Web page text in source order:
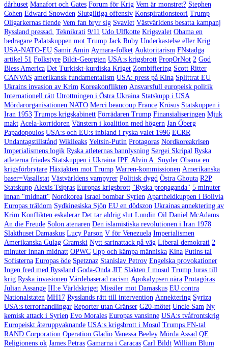
dårhuset Manafort och Gates Forum för Krig Vem är monstret? Stephen
Cohen Edward Snowden Slutgiltiga offensiv Konspirationsteori Trump
Oligarkernas fiende Vem fan bryr sig Svavlet Västvärldens besatta kampanj
Ryssland pressad. Teknikrati 9/11 Udo Ulfkotte Krigsvalet Obama en
bedragare Palatskuppen mot Trump Jack Ruby Underkastelse eller Krig
USA-NATO-EU Samir Amin Aymara-folket Auktoritarism FNstadga
artikel 51 Folkstyre Bildt-Georgien USA:s krigsbrott PropOrNot 2 God
Bless America Det Turkiskt-kurdiska Kriget Zombifiering Scott Ritter
CANVAS amerikansk fundamentalism USA: press på Kina Splittrat EU
Ukrains invasion av Krim Koreakonflikten Ansvarsfull europeisk politik
Internationell rätt Utrottningen i Östra Ukraina Statskupp i USA
Mördarorganisationen NATO Merci beaucoup France Krösus Statskuppen i
Iran 1953 Trumps krigskabinett Förrädaren Trump Finansialiseringen Mjuk
makt Acela-korridoren Vänstern i koalition med högern Jan Öberg
Papadopoulos USA:s och EU:s inbland i ryska valet 1996 ECRR
Undantagstillstånd Wikileaks Yeltsin-Putin Protagoras Nordkoreakrisen
Imperialismens logik Ryska atleternas bannlysning Sergei Skripal Ryska
atleterna friades Statskuppen i Ukraina IPE Alvin A. Snyder Obama en
krigsförbrytare Häxjakten mot Trump Warren-kommissionen Amerikanska
baser=Vasallstat Västvärldens vampyrer Politisk dygd Östra Ghouta R2P
Statskupp Alexis Tsipras Europas krigsbrott "Ryska propaganda" 5 minuter
innan "midnatt" Nordkorea Israel bombar Syrien Apartheidkuppen i Bolivia
Europas träldom Sydkinesiska Sjön EU en dödszon Ukrainas annektering av
Krim Konflikten eskalerar Det tar aldrig slut Lundin Oil Daniel McAdams
An die Freude Solon atenaren Den islamistiska revolutionen i Iran 1978
Slakthuset Damaskus Lucy Parson V för Venezuela Imperialismen
Amerikanska Gulag Gramski Nytt sarinattack på väg Liberal demokrati 2
minuter innan midnatt OPWC Upp och kämpa människa Kina Putins tal
Sofisterna Europas öde Spetznaz Stanislav Petrov Engelska provokationer
Ingen fred med Ryssland Goda-Onda JIT Slakten I mosul Trump luras till
krig Ryska invasionen Värdebaserad racism Apokalypsen nära Protagóras
Julian Assange III:e Världskriget Missiler mot Damaskus EU contra
Nationalstaten MH17 Rysslands rätt till intervention Annektering Syriza
USA:s terrorhandlingar Reporter utan Gränser G20-mötet Uncle Sam Ny
kemisk attack i Syrien Evo Morales Europas vansinne USA:s tvåfrontskrig
Europeiskt återuppvaknande USA:s krigsbrott i Mosul Trumps FN-tal
RAND Corporation Operation Gladio Vanessa Beeley Mörda Assad QE
Religionens ok James Petras Gamarna i Caracas Carl Bildt William Blum